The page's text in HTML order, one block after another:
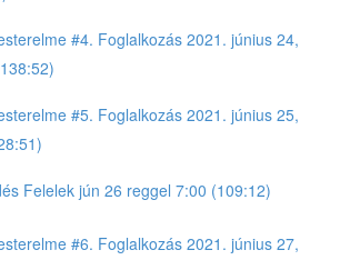
#4. Foglalkozás 2021. június 24,
#5. Foglalkozás 2021. június 25,
Felelek jún 26 reggel 7:00 (109:12)
#6. Foglalkozás 2021. június 27,